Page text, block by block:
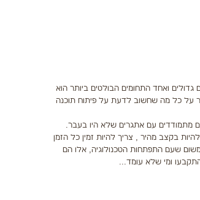
גדולים ואחד התחומים הבולטים ביותר הוא
על כל מה שחשוב לדעת על פיתוח תוכנה
מתמודדים עם אתגרים שלא היו בעבר.
בקצב מהיר , צריך להיות זמין כל הזמן
משום שעם התפתחות הטכנולוגיה, אלו הם
ומי שלא עומד...